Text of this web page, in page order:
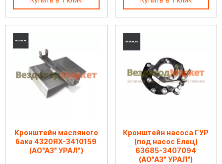
Кронштейн масляного
бака 4320ЯХ-3410159
(АО"АЗ" УРАЛ")
Кронштейн насоса ГУР
(под насос Елец)
63685-3407094
(АО"АЗ" УРАЛ")